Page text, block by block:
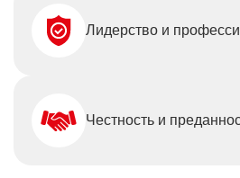
Лидерство и
Честность и